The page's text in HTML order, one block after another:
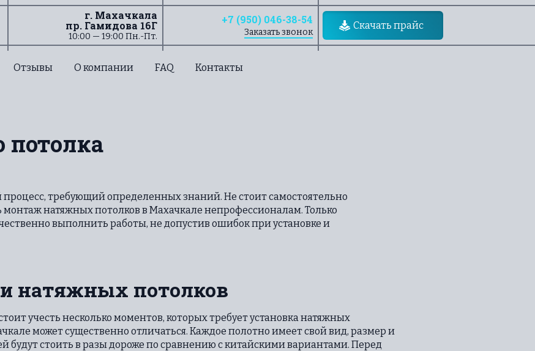
г. Махачкала
пр. Гамидова 16Г
10:00 — 19:00 Пн.-Пт.
+7 (950) 046-38-54
Заказать звонок
Скачать прайс
Отзывы О компании FAQ Контакты
требующий определенных знаний. Не стоит самостоятельно
монтаж натяжных потолков в Махачкале непрофессионалам. Только
выполнить работы, не допустив ошибок при установке и
натяжных потолков
учесть несколько моментов, которых требует установка натяжных
может существенно отличаться. Каждое полотно имеет свой вид, размер и
будут стоить в разы дороже по сравнению с китайскими вариантами. Перед